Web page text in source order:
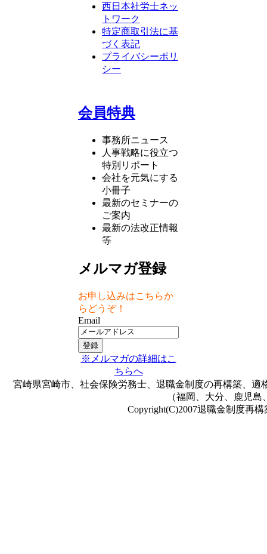
西日本社労士ネッ
トワーク
特定商取引法に基
づく表記
プライバシーポリ
シー
会員特典
事務所ニュース
人事戦略に役立つ
特別リポート
会社を元気にする
小冊子
最新のセミナーの
ご案内
最新の法改正情報
等
メルマガ登録
お申し込みはこちらか
らどうぞ！
Email
※メルマガの詳細はこ
ちらへ
宮崎県宮崎市、社会保険労務士、退職金制度の再構築、
（福岡、大分、鹿児
Copyright(C)2007退職金制度再